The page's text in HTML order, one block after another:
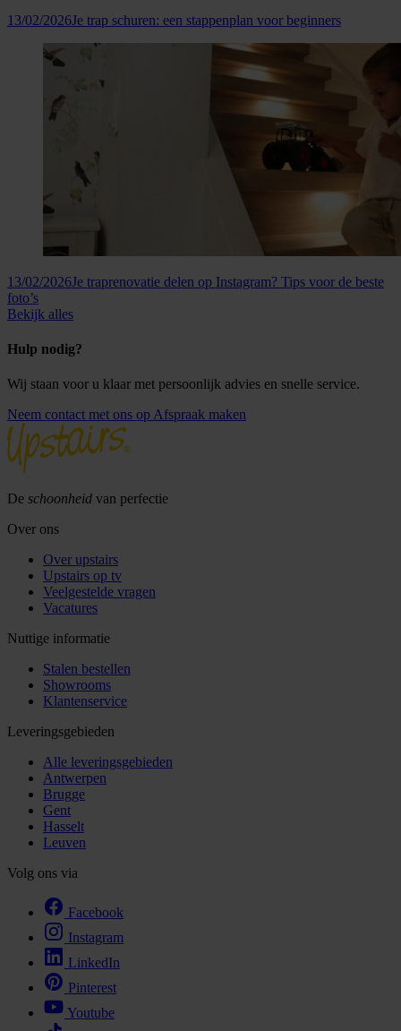
13/02/2026Je trap schuren: een stappenplan voor beginners
13/02/2026Je traprenovatie delen op Instagram? Tips voor de beste
foto’s
Bekijk alles
Hulp nodig?
Wij staan voor u klaar met persoonlijk advies en snelle service.
Neem contact met ons op Afspraak maken
De schoonheid van perfectie
Over ons
Over upstairs
Upstairs op tv
Veelgestelde vragen
Vacatures
Nuttige informatie
Stalen bestellen
Showrooms
Klantenservice
Leveringsgebieden
Alle leveringsgebieden
Antwerpen
Brugge
Gent
Hasselt
Leuven
Volg ons via
Facebook
Instagram
LinkedIn
Pinterest
Youtube